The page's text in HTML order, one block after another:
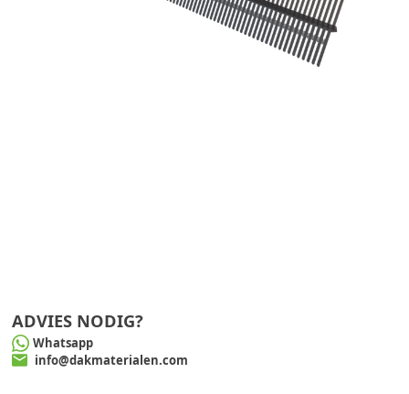
ADVIES NODIG?
Whatsapp
info@dakmaterialen.com